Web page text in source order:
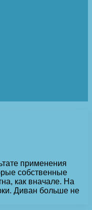
применения
собственные
как вначале. На
Диван больше не